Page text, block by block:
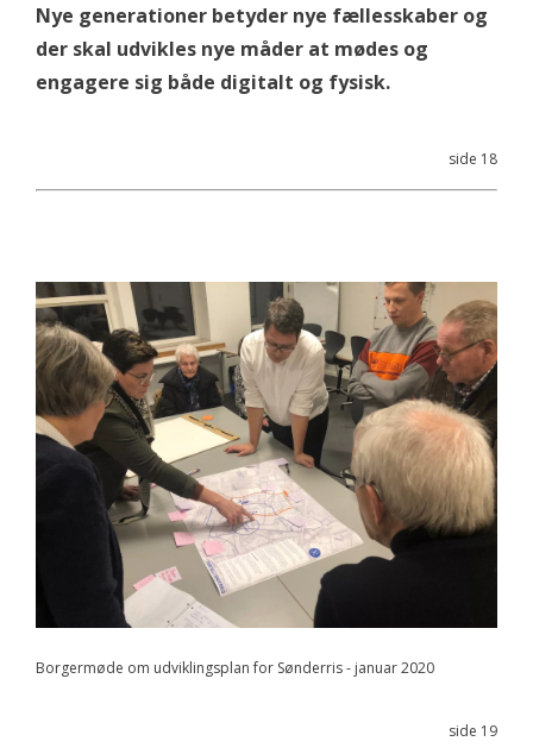
Nye generationer betyder nye fællesskaber og
der skal udvikles nye måder at mødes og
engagere sig både digitalt og fysisk.
side 18
Borgermøde om udviklingsplan for Sønderris - januar 2020
side 19